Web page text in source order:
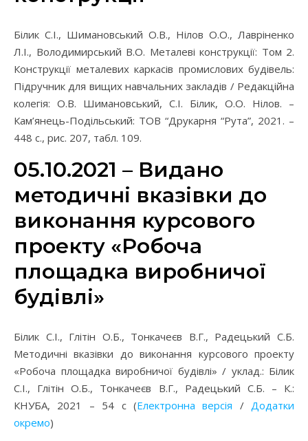
Білик С.І., Шимановський О.В., Нілов О.О., Лавріненко
Л.І., Володимирський В.О. Металеві конструкції: Том 2.
Конструкції металевих каркасів промислових будівель:
Підручник для вищих навчальних закладів / Редакційна
колегія: О.В. Шимановський, С.І. Білик, О.О. Нілов. –
Кам’янець-Подільський: ТОВ “Друкарня “Рута”, 2021. –
448 с., рис. 207, табл. 109.
05.10.2021 – Видано
методичні вказівки до
виконання курсового
проекту «Робоча
площадка виробничої
будівлі»
Білик С.І., Глітін О.Б., Тонкачеєв В.Г., Радецький С.Б.
Методичні вказівки до виконання курсового проекту
«Робоча площадка виробничої будівлі» / уклад.: Білик
С.І., Глітін О.Б., Тонкачеєв В.Г., Радецький С.Б. – К.:
КНУБА, 2021 – 54 с (Електронна версія / Додатки
окремо)